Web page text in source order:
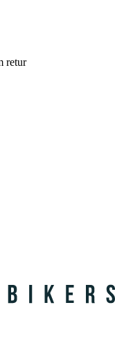
retur